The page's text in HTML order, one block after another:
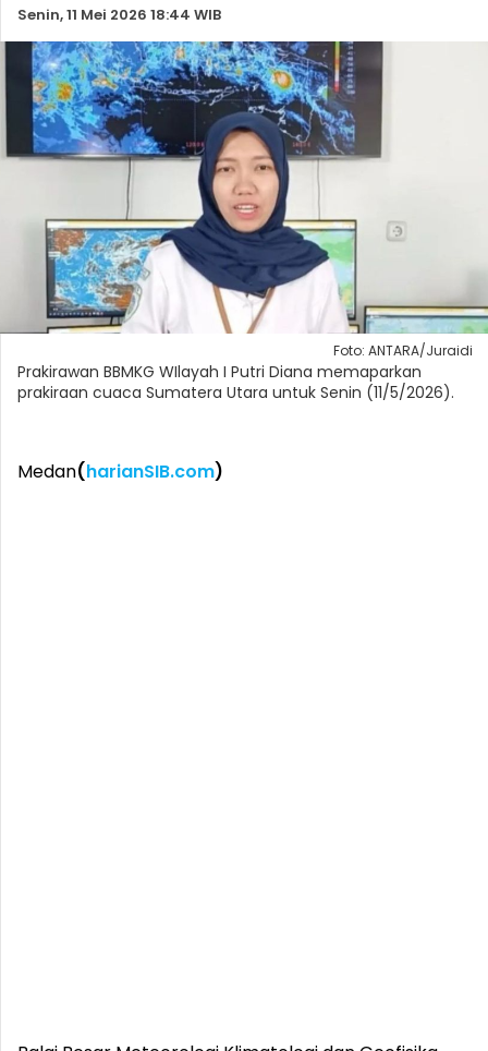
Senin, 11 Mei 2026 18:44 WIB
Foto: ANTARA/Juraidi
Prakirawan BBMKG WIlayah I Putri Diana memaparkan
prakiraan cuaca Sumatera Utara untuk Senin (11/5/2026).
Medan(harianSIB.com)